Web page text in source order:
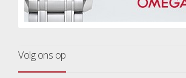
Volg ons op